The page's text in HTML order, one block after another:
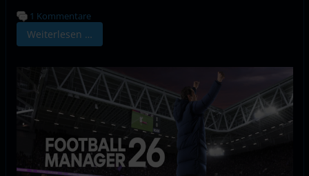
1 Kommentare
Weiterlesen …